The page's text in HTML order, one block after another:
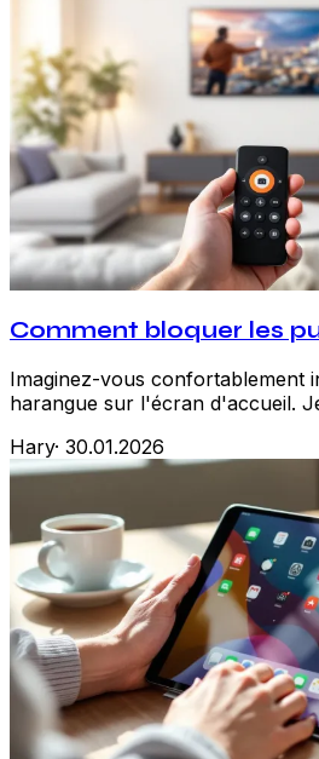
Comment bloquer les
Imaginez-vous confortablement
harangue sur l'écran d'accueil.
Hary· 30.01.2026